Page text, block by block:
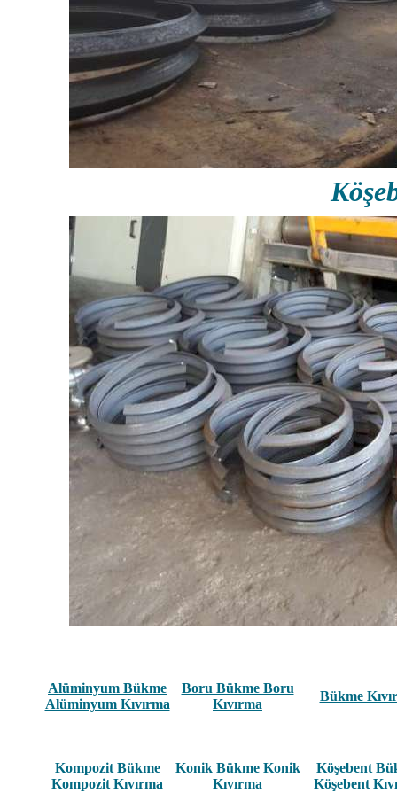
Alüminyum Bükme
Alüminyum Kıvırma
Boru Bükme Boru
Kıvırma
Bükme
Kompozit Bükme
Kompozit Kıvırma
Konik Bükme Konik
Kıvırma
Köşebent
Köşebent